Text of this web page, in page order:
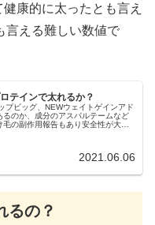
康的に太ったとも言え
言える難しい数値で
テインで太れるか？
プビッグ、NEWウェイトゲインアド
るのか、成分のアスパルテームなど
の副作用報告もあり安全性が大丈
痛くなったり、便秘や下痢になって
2021.06.06
るの？